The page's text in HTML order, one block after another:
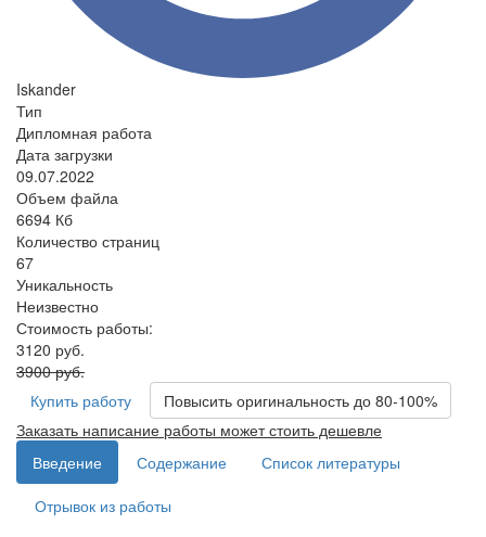
Iskander
Тип
Дипломная работа
Дата загрузки
09.07.2022
Объем файла
6694 Кб
Количество страниц
67
Уникальность
Неизвестно
Стоимость работы:
3120 руб.
3900 руб.
Купить работу
Повысить оригинальность до 80-100%
Заказать написание работы может стоить дешевле
Введение
Содержание
Список литературы
Отрывок из работы